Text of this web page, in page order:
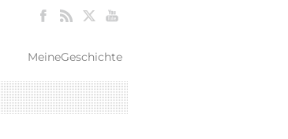
MeineGeschichte